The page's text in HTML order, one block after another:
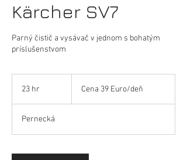
Kärcher SV7
Parný čistič a vysávač v jednom s bohatým
príslušenstvom
23 hr
r
Euro/deň
Cena 39 Euro/deň
Pernecká